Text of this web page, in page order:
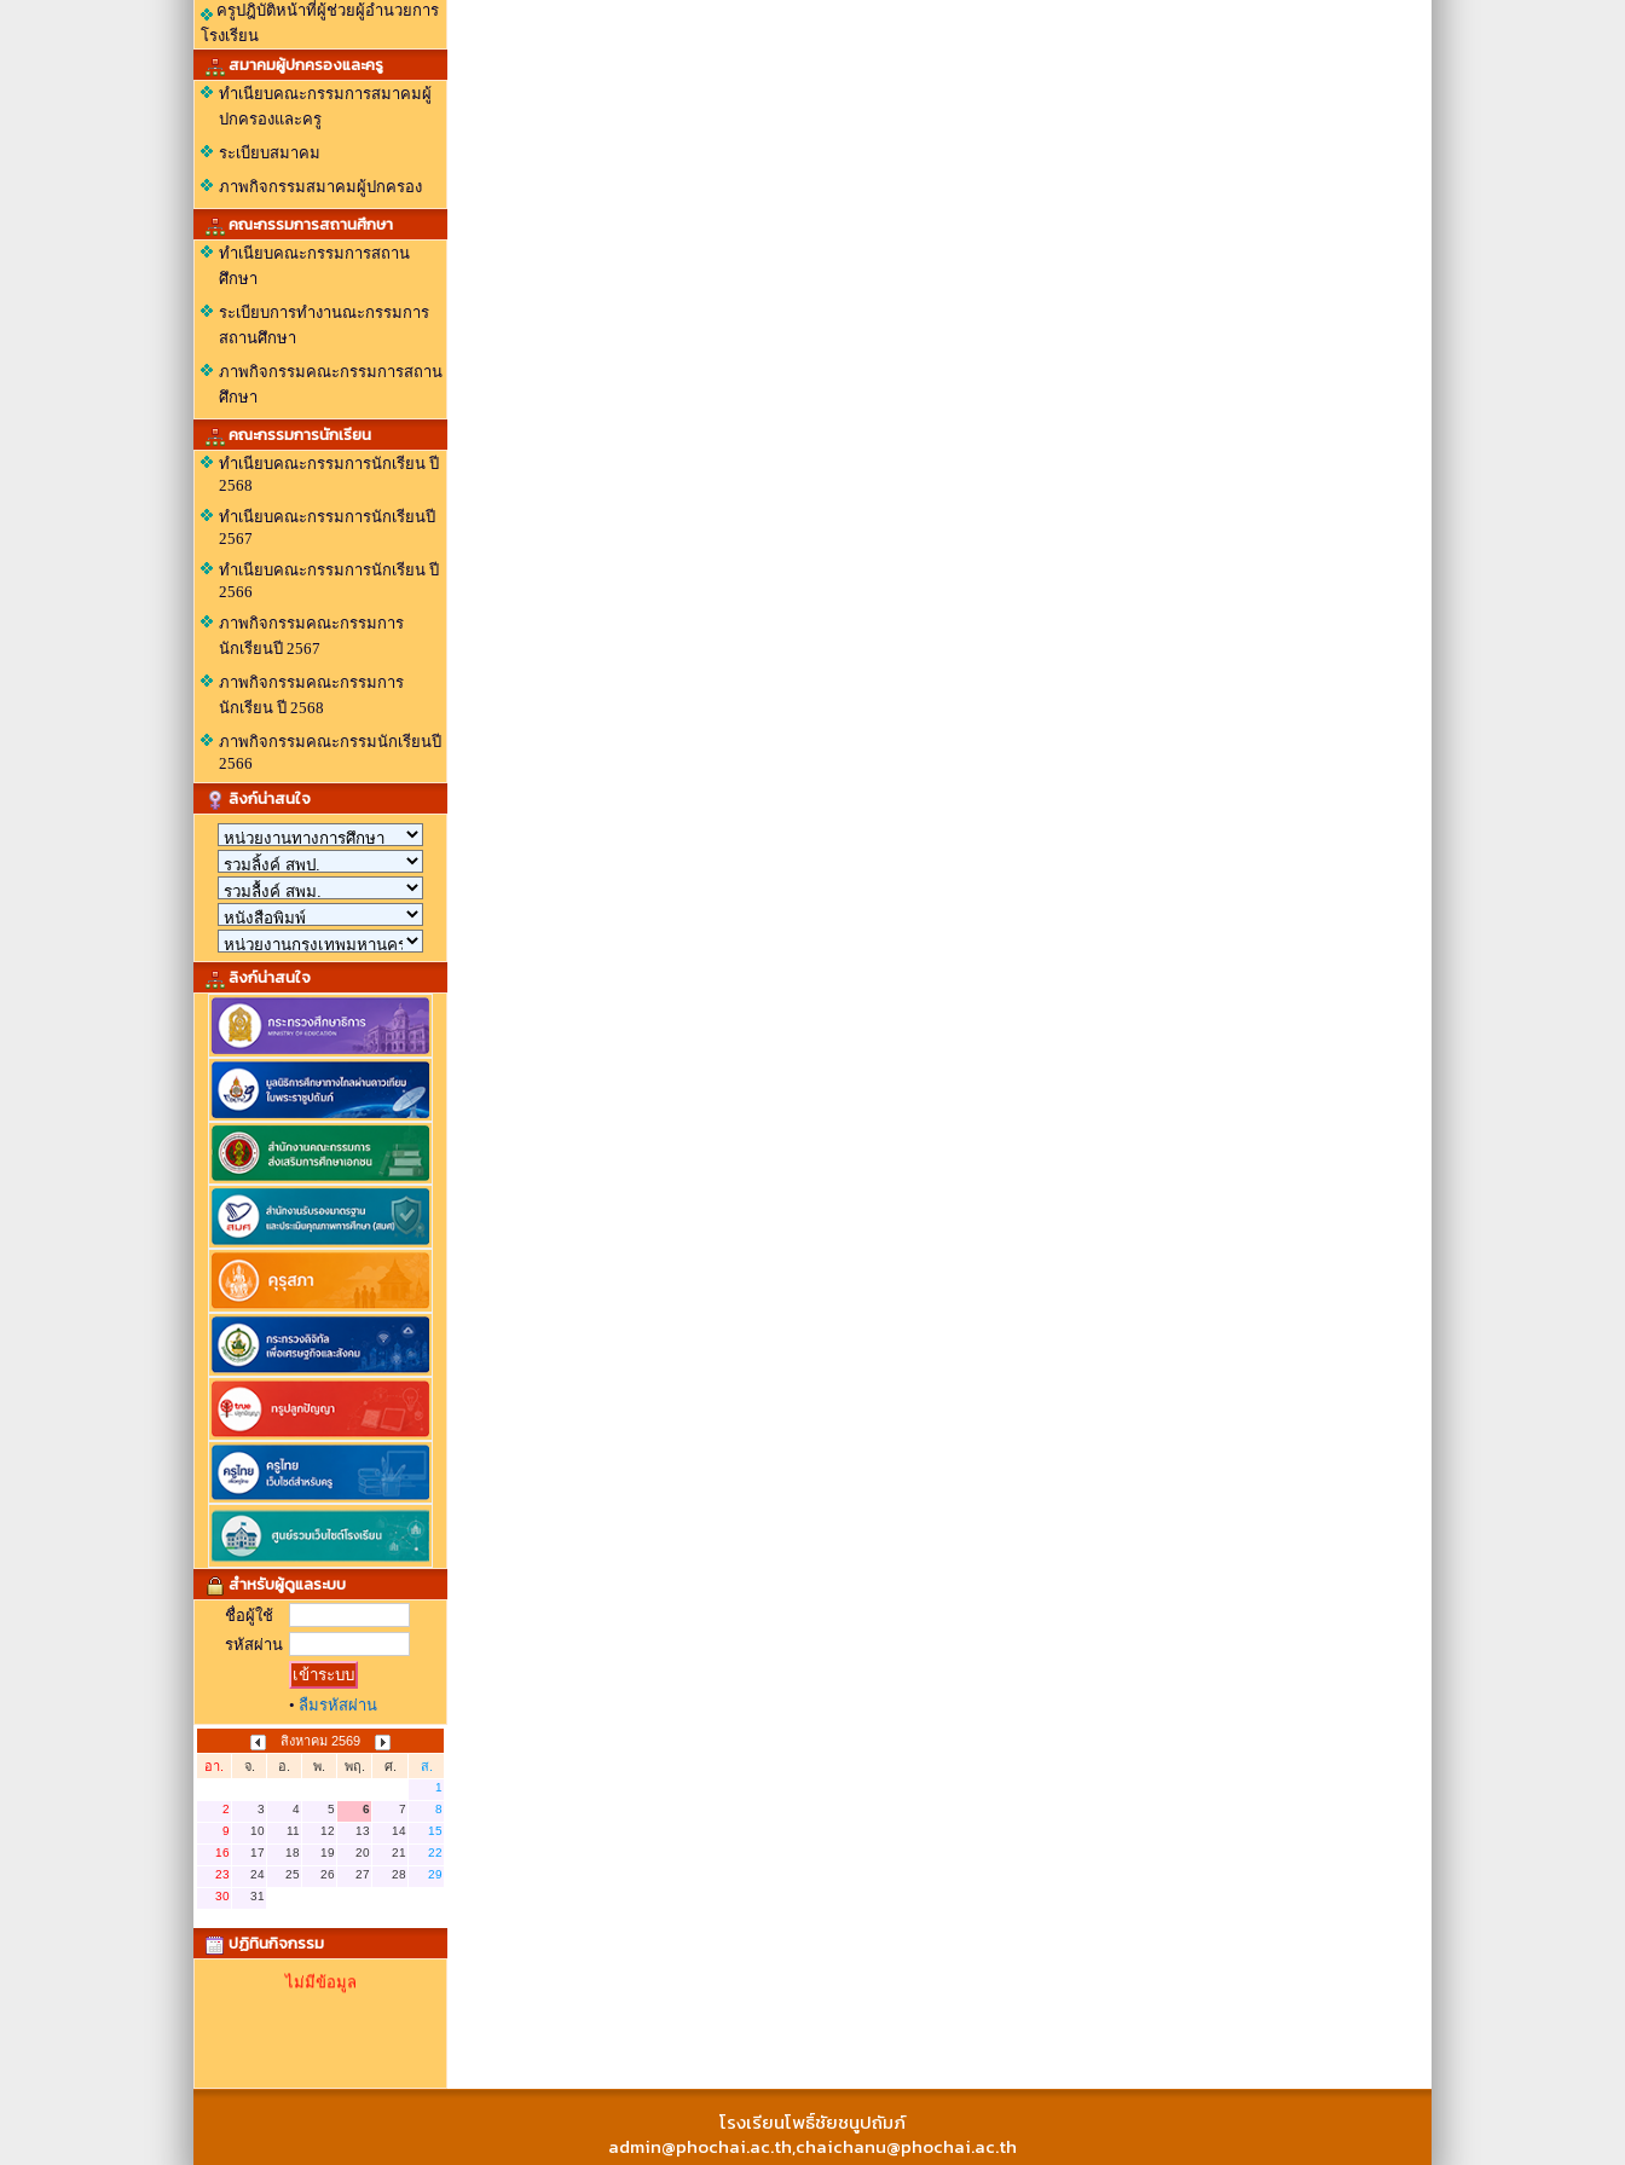
ครูปฎิบัติหน้าที่ผู้ช่วยผู้อำนวยการ
โรงเรียน
สมาคมผู้ปกครองและครู
ทำเนียบคณะกรรมการสมาคมผู้
ปกครองและครู
ระเบียบสมาคม
ภาพกิจกรรมสมาคมผู้ปกครอง
คณะกรรมการสถานศึกษา
ทำเนียบคณะกรรมการสถาน
ศึกษา
ระเบียบการทำงานณะกรรมการ
สถานศึกษา
ภาพกิจกรรมคณะกรรมการสถาน
ศึกษา
คณะกรรมการนักเรียน
ทำเนียบคณะกรรมการนักเรียน ปี
2568
ทำเนียบคณะกรรมการนักเรียนปี
2567
ทำเนียบคณะกรรมการนักเรียน ปี
2566
ภาพกิจกรรมคณะกรรมการ
นักเรียนปี 2567
ภาพกิจกรรมคณะกรรมการ
นักเรียน ปี 2568
ภาพกิจกรรมคณะกรรมนักเรียนปี
2566
ลิงก์น่าสนใจ
ลิงก์น่าสนใจ
สำหรับผู้ดูแลระบบ
ชื่อผู้ใช้
รหัสผ่าน
• ลืมรหัสผ่าน
สิงหาคม 2569
อา.
จ. อ. พ. พฤ. ศ. ส.
1
2
3 4 5 6 7
8
9
10 11 12 13 14
15
16
17 18 19 20 21
22
23
24 25 26 27 28
29
30
31
ปฏิทินกิจกรรม
ไม่มีข้อมูล
โรงเรียนโพธิ์ชัยชนูปถัมภ์
admin@phochai.ac.th,chaichanu@phochai.ac.th